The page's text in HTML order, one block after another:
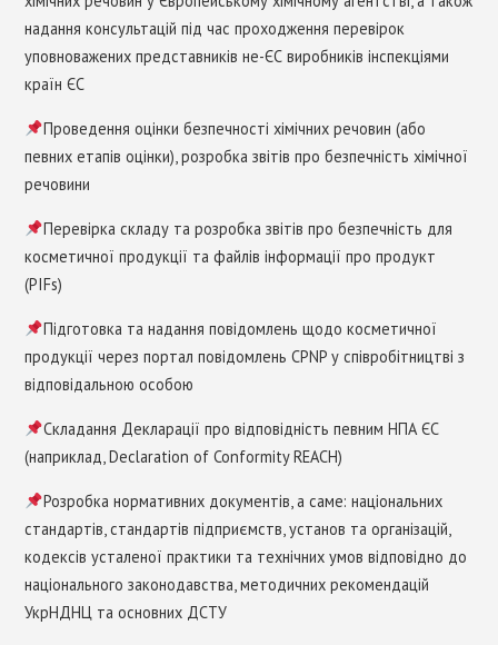
надання консультацій під час проходження перевірок
уповноважених представників не-ЄС виробників інспекціями
країн ЄС
Проведення оцінки безпечності хімічних речовин (або
певних етапів оцінки), розробка звітів про безпечність хімічної
речовини
Перевірка складу та розробка звітів про безпечність для
косметичної продукції та файлів інформації про продукт
(PIFs)
Підготовка та надання повідомлень щодо косметичної
продукції через портал повідомлень CPNP у співробітництві з
відповідальною особою
Складання Декларації про відповідність певним НПА ЄС
(наприклад, Declaration of Conformity REACH)
Розробка нормативних документів, а саме: національних
стандартів, стандартів підприємств, установ та організацій,
кодексів усталеної практики та технічних умов відповідно до
національного законодавства, методичних рекомендацій
УкрНДНЦ та основних ДСТУ